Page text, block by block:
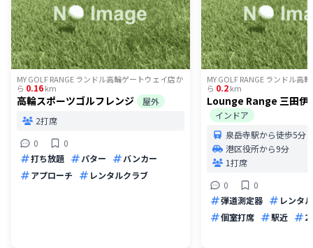
MY GOLF RANGE ランドル高輪ゲートウェイ店か
ら 0.16km
高輪スポーツゴルフレンジ
屋外
2打席
0
0
打ち放題
パター
バンカー
アプローチ
レンタルクラブ
MY GOLF RANGE ランドル高
ら 0.2km
Lounge Range 三田伊
インドア
泉岳寺駅から徒歩5分
港区役所から9分
1打席
0
0
弾道測定器
レンタ
個室打席
駅近